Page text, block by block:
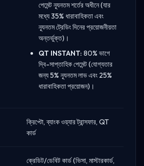
পেমেন্ট ন্যূনতম শর্তের অধীনে (যার
মধ্যে 35% ধারাবাহিকতা এবং
ন্যূনতম ট্রেডিং দিনের প্রয়োজনীয়তা
অন্তর্ভুক্ত)।
QT INSTANT: 80% ভাগে
দ্বি-সাপ্তাহিক পেমেন্ট (যোগ্যতার
জন্য 5% ন্যূনতম লাভ এবং 25%
ধারাবাহিকতা প্রয়োজন)।
ক্রিপ্টো, ব্যাংক ওয়্যার ট্রান্সফার, QT
কার্ড
ক্রেডিট/ডেবিট কার্ড (ভিসা, মাস্টারকার্ড,